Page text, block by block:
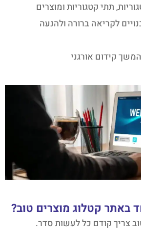
תתי קטגוריות ומוצרים
לקריאה ברורה ולהנעה
קידום אורגני
באתר קטלוג מוצרים טוב?
צריך קודם כל לעשות סדר.